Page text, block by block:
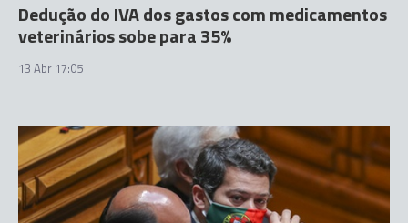
Dedução do IVA dos gastos com medicamentos
veterinários sobe para 35%
13 Abr 17:05